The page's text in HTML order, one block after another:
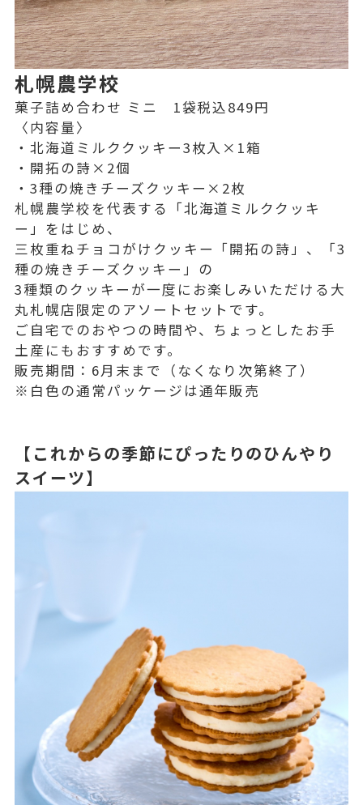
札幌農学校
菓子詰め合わせ ミニ 1袋税込849円
〈内容量〉
・北海道ミルククッキー3枚入×1箱
・開拓の詩×2個
・3種の焼きチーズクッキー×2枚
札幌農学校を代表する「北海道ミルククッキ
ー」をはじめ、
三枚重ねチョコがけクッキー「開拓の詩」、「3
種の焼きチーズクッキー」の
3種類のクッキーが一度にお楽しみいただける大
丸札幌店限定のアソートセットです。
ご自宅でのおやつの時間や、ちょっとしたお手
土産にもおすすめです。
販売期間：6月末まで（なくなり次第終了）
※白色の通常パッケージは通年販売
【これからの季節にぴったりのひんやり
スイーツ】